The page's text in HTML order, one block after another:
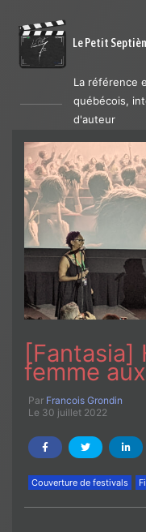
Le Petit
La référence
québécois,
d'auteur
[Fantasia]
femme
Par Francois Grondin
Le 30 juillet 2022
Couverture de festivals